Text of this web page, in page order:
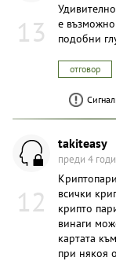
13
е
подобни
отговор
12
takiteasy
преди 4
всички
крипто
винаги
картата
при някоя